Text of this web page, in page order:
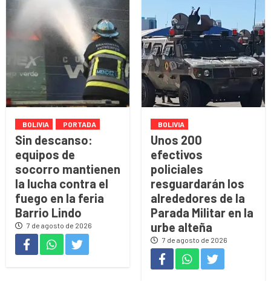
BOLIVIA PORTADA
Sin descanso:
equipos de
socorro mantienen
la lucha contra el
fuego en la feria
Barrio Lindo
7 de agosto de 2026
BOLIVIA
Unos 200
efectivos
policiales
resguardarán los
alrededores de la
Parada Militar en la
urbe alteña
7 de agosto de 2026